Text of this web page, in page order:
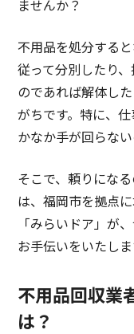
ませんか？
不用品を処分する
従って分別したり
のであれば解体し
がちです。特に、
かなか手が回らな
そこで、頼りにな
は、福岡市を拠点
「みらいドア」が
お手伝いをいたしま
不用品回収業
は？